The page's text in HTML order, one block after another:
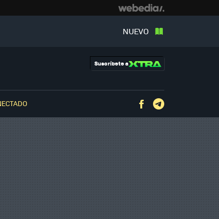
NUEVO
Suscríbete a
Facebook